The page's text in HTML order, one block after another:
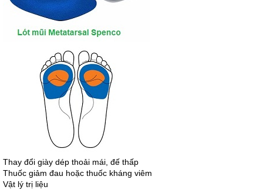
Thay đổi giày dép thoải mái, đế thấp
Thuốc giảm đau hoặc thuốc kháng viêm
Vật lý trị liệu